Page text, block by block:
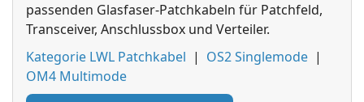
passenden Glasfaser-Patchkabeln für Patchfeld,
Transceiver, Anschlussbox und Verteiler.
Kategorie LWL Patchkabel | OS2 Singlemode |
OM4 Multimode